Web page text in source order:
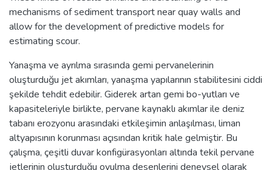
mechanisms of sediment transport near quay walls and
allow for the development of predictive models for
estimating scour.
Yanaşma ve ayrılma sırasında gemi pervanelerinin
oluşturduğu jet akımları, yanaşma yapılarının stabilitesini ciddi
şekilde tehdit edebilir. Giderek artan gemi bo-yutları ve
kapasiteleriyle birlikte, pervane kaynaklı akımlar ile deniz
tabanı erozyonu arasındaki etkileşimin anlaşılması, liman
altyapısının korunması açısından kritik hale gelmiştir. Bu
çalışma, çeşitli duvar konfigürasyonları altında tekil pervane
jetlerinin oluşturduğu oyulma desenlerini deneysel olarak